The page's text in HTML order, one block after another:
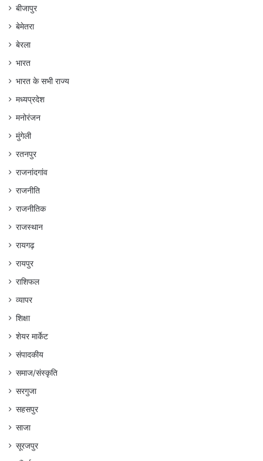
बीजापुर
बेमेतरा
बेरला
भारत
भारत के सभी राज्य
मध्यप्रदेश
मनोरंजन
मुंगेली
रतनपुर
राजनांदगांव
राजनीति
राजनीतिक
राजस्थान
रायगढ़
रायपुर
राशिफल
व्यापर
शिक्षा
शेयर मार्केट
संपादकीय
समाज/संस्कृति
सरगुजा
सहसपुर
साजा
सूरजपुर